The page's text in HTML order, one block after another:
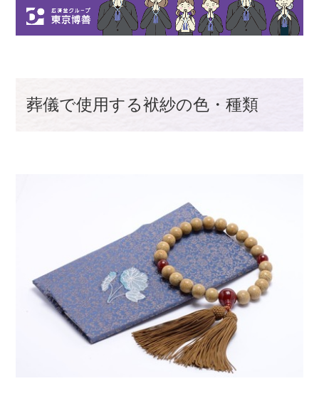
葬儀で使用する袱紗の色・種類